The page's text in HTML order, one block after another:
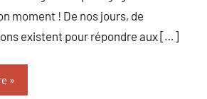
moment ! De nos jours, de
existent pour répondre aux […]